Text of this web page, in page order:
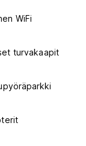
WiFi
turvakaapit